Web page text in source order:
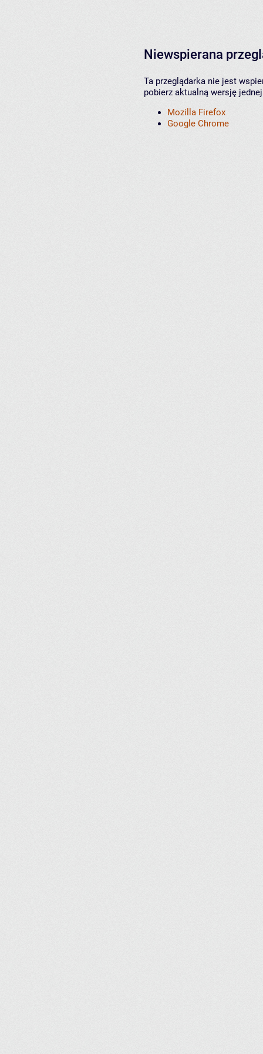
Niewspierana
Ta przeglądarka nie jest
pobierz aktualną wersję
Mozilla Firefox
Google Chrome